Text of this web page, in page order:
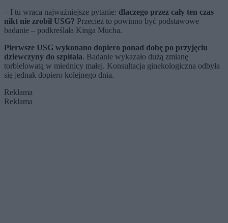
– I tu wraca najważniejsze pytanie: dlaczego przez cały ten czas
nikt nie zrobił USG? Przecież to powinno być podstawowe
badanie – podkreślała Kinga Mucha.
Pierwsze USG wykonano dopiero ponad dobę po przyjęciu
dziewczyny do szpitala. Badanie wykazało dużą zmianę
torbielowatą w miednicy małej. Konsultacja ginekologiczna odbyła
się jednak dopiero kolejnego dnia.
Reklama
Reklama